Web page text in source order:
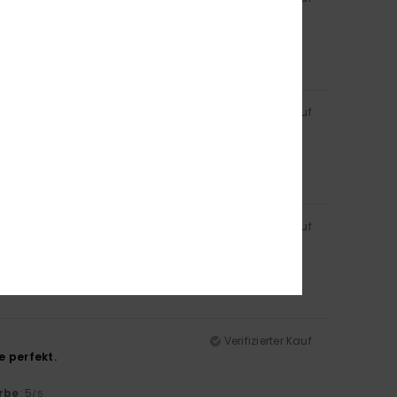
Verifizierter Kauf
Verifizierter Kauf
Verifizierter Kauf
perfekt.
: 5 /5